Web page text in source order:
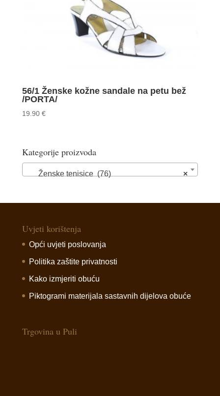
56/1 Ženske kožne sandale na petu bež
/PORTA/
19.90 €
Kategorije proizvoda
×
Ženske tenisice (76)
Uvjeti korištenja
Opći uvjeti poslovanja
Politika zaštite privatnosti
Kako izmjeriti obuću
Piktogrami materijala sastavnih dijelova obuće
Trgovina u Puli